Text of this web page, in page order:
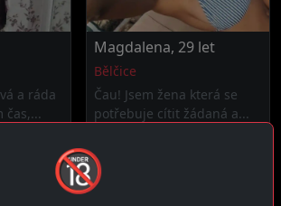
a ráda
čas,...
Magdalena, 29 let
Bělčice
Čau! Jsem žena která se
potřebuje cítit žádaná a...
🔞